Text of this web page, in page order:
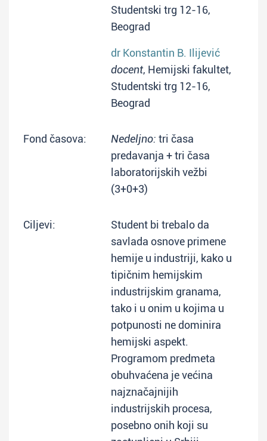
Studentski trg 12-16,
Beograd
dr Konstantin B. Ilijević
docent, Hemijski fakultet,
Studentski trg 12-16,
Beograd
Fond časova: Nedeljno: tri časa
predavanja + tri časa
laboratorijskih vežbi
(3+0+3)
Ciljevi:
Student bi trebalo da
savlada osnove primene
hemije u industriji, kako u
tipičnim hemijskim
industrijskim granama,
tako i u onim u kojima u
potpunosti ne dominira
hemijski aspekt.
Programom predmeta
obuhvaćena je većina
najznačajnijih
industrijskih procesa,
posebno onih koji su